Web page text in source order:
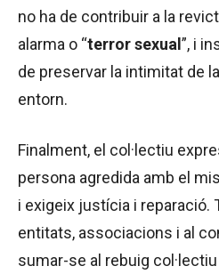
no ha de contribuir a la
alarma o “terror sexual ”, i
de preservar la intimitat de
entorn.
Finalment, el col·lectiu
persona agredida amb el
i exigeix justícia i reparació.
entitats, associacions i al
sumar-se al rebuig